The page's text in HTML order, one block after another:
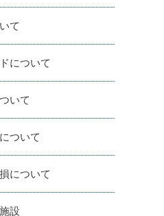
て
について
いて
ついて
について
設